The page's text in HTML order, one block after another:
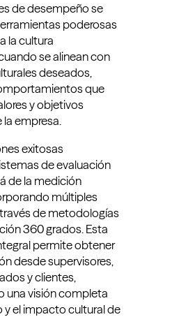
de desempeño se
poderosas
la cultura
se alinean con
deseados,
que
y objetivos
empresa.
exitosas
de evaluación
de la medición
múltiples
de metodologías
360 grados. Esta
permite obtener
desde supervisores,
y clientes,
una visión completa
el impacto cultural de